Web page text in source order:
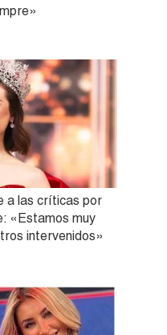
a las críticas por
«Estamos muy
intervenidos»